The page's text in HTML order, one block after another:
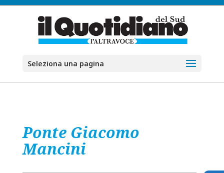
Seleziona una pagina
Ponte Giacomo
Mancini